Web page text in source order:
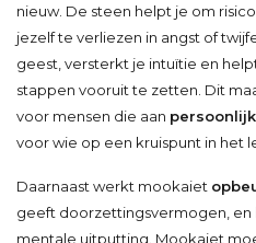
nieuw. De steen helpt je om
jezelf te verliezen in angst of
geest, versterkt je intuïtie en
stappen vooruit te zetten. Dit
voor mensen die aan
voor wie op een kruispunt in het
Daarnaast werkt mookaiet
geeft doorzettingsvermogen,
mentale uitputting. Mookaiet